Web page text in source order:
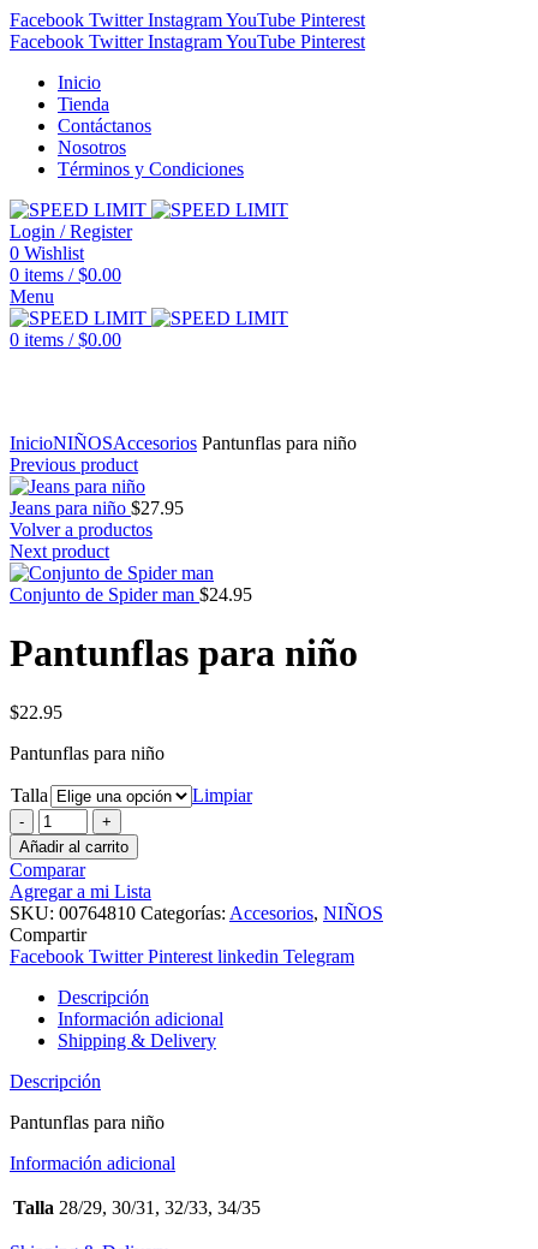
Facebook Twitter InstagramYouTube Pinterest
Facebook Twitter InstagramYouTube Pinterest
Inicio
Tienda
Contáctanos
Nosotros
Términos y Condiciones
Login / Register
0 Wishlist
0 items / $0.00
Menu
0 items / $0.00
InicioNIÑOSAccesorios Pantunflas para niño
Previous product
Jeans para niño $27.95
Volver a productos
Next product
Conjunto de Spider man $24.95
Pantunflas para niño
$22.95
Pantunflas para niño
Talla
Limpiar
Pantunflas
para
niño
cantidad
Añadir al carrito
Comparar
Agregar a mi Lista
SKU: 00764810 Categorías: Accesorios, NIÑOS
Compartir
Facebook Twitter Pinterest linkedin Telegram
Descripción
Información adicional
Shipping & Delivery
Descripción
Pantunflas para niño
Información adicional
Talla 28/29, 30/31, 32/33, 34/35